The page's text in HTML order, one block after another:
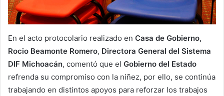
En el acto protocolario realizado en Casa de Gobierno,
Rocio Beamonte Romero, Directora General del Sistema
DIF Michoacán, comentó que el Gobierno del Estado
refrenda su compromiso con la niñez, por ello, se continúa
trabajando en distintos apoyos para reforzar los trabajos